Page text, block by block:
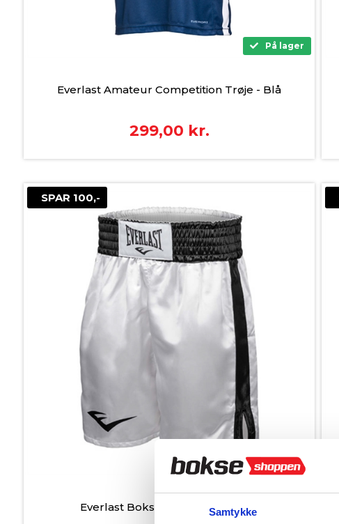
Samtykke
På lager
Everlast Amateur Competition Trøje - Blå
299,00 kr.
SPAR 100,-
På lager
Everlast Bokse Shorts - Hvid/Sort